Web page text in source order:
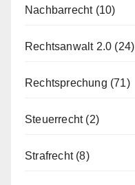
Nachbarrecht(10)
Rechtsanwalt 2.0 (24)
Rechtsprechung (71)
Steuerrecht(2)
Strafrecht(8)